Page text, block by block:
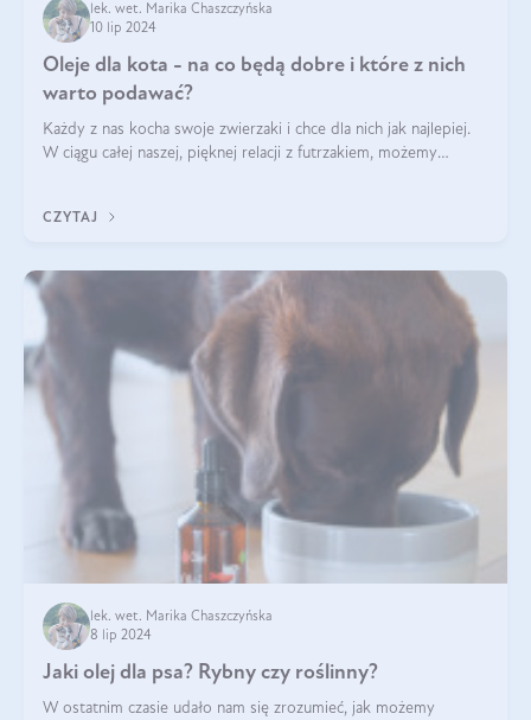
lek. wet. Marika Chaszczyńska
10 lip 2024
Oleje dla kota - na co będą dobre i które z nich
warto podawać?
Każdy z nas kocha swoje zwierzaki i chce dla nich jak najlepiej.
W ciągu całej naszej, pięknej relacji z futrzakiem, możemy
CZYTAJ
lek. wet. Marika Chaszczyńska
8 lip 2024
Jaki olej dla psa? Rybny czy roślinny?
W ostatnim czasie udało nam się zrozumieć, jak możemy